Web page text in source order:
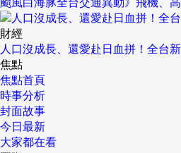
財經
人口沒成長、還愛赴日血拼！全台
焦點
焦點首頁
時事分析
封面故事
今日最新
大家都在看